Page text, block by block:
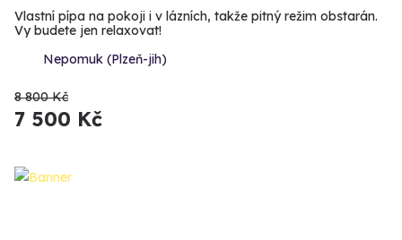
Vlastní pípa na pokoji i v lázních, takže pitný režim obstarán.
Vy budete jen relaxovat!
Nepomuk (Plzeň-jih)
8 800 Kč
7 500 Kč